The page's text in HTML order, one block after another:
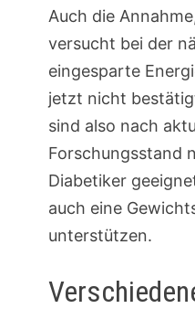
Auch die
versucht bei der
eingesparte
jetzt nicht
sind also nach
Forschungsstand
Diabetiker
auch eine
unterstützen.